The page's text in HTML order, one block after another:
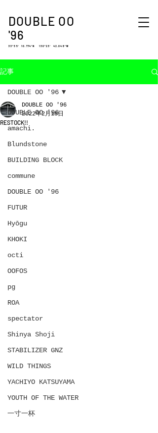
DOUBLE OO
'96
33°35′ 10.774″N 130°23′ 42.048″W
記事
DOUBLE OO '96
amachi.
Blundstone
BUILDING BLOCK
commune
DOUBLE OO '96
FUTUR
Hyōgu
KHOKI
octi
OOFOS
pg
ROA
spectator
Shinya Shoji
STABILIZER GNZ
WILD THINGS
YACHIYO KATSUYAMA
YOUTH OF THE WATER
一寸一杯
DOUBLE OO '96
RESTOCK!!
DOUBLE OO '96
2022年2月18日